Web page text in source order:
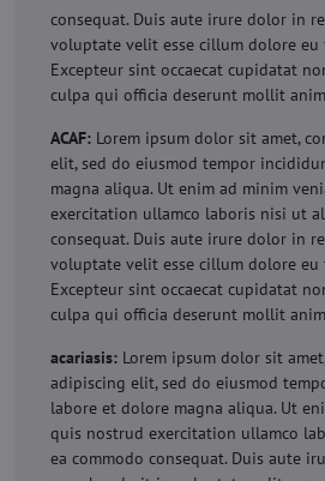
consequat. Duis aute irure dolor in
voluptate velit esse cillum dolore
Excepteur sint occaecat cupidatat
culpa qui officia deserunt mollit
ACAF: Lorem ipsum dolor sit amet,
elit, sed do eiusmod tempor
magna aliqua. Ut enim ad minim
exercitation ullamco laboris nisi ut
consequat. Duis aute irure dolor in
voluptate velit esse cillum dolore
Excepteur sint occaecat cupidatat
culpa qui officia deserunt mollit
acariasis: Lorem ipsum dolor sit
adipiscing elit, sed do eiusmod
labore et dolore magna aliqua. Ut
quis nostrud exercitation ullamco
ea commodo consequat. Duis aute